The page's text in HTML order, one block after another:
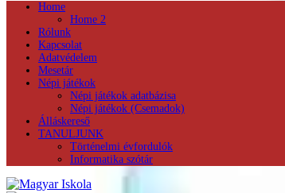
Home
Home 2
Rólunk
Kapcsolat
Adatvédelem
Mesetár
Népi játékok
Népi játékok adatbázisa
Népi játékok (Csemadok)
Álláskereső
TANULJUNK
Történelmi évfordulók
Informatika szótár